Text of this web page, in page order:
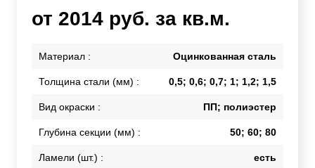
от 2014 руб. за кв.м.
Материал : Оцинкованная сталь
Толщина стали (мм) : 0,5; 0,6; 0,7; 1; 1,2; 1,5
Вид окраски : ПП; полиэстер
Глубина секции (мм) : 50; 60; 80
Ламели (шт.) : есть